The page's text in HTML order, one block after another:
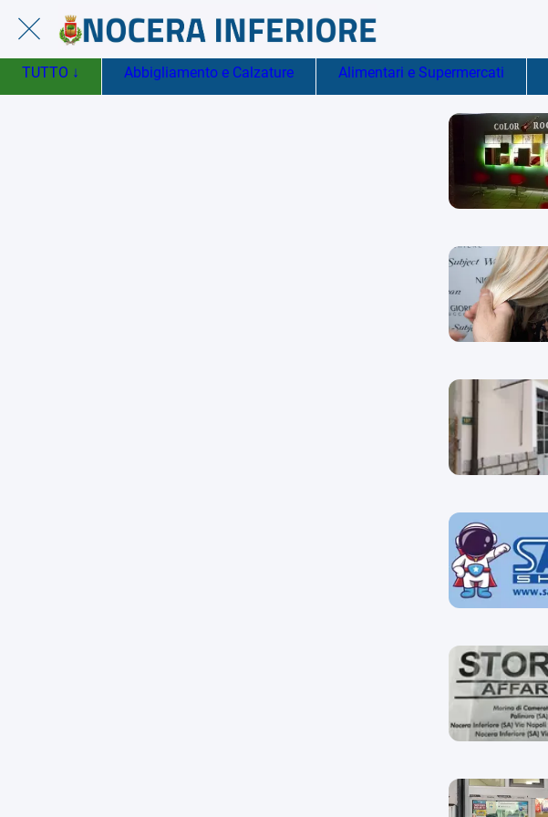
TUTTO ↓ Abbigliamento e Calzature Alimentari e Supermercati